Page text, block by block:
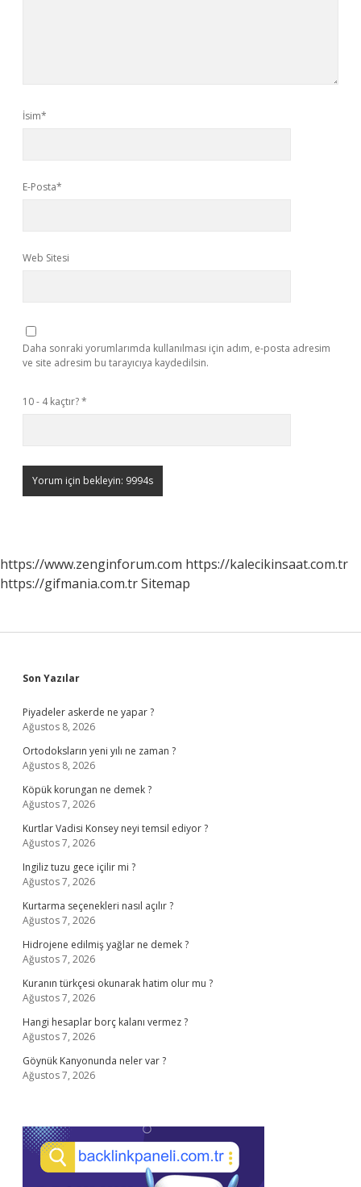
İsim*
E-Posta*
Web Sitesi
Daha sonraki yorumlarımda kullanılması için adım, e-posta adresim
ve site adresim bu tarayıcıya kaydedilsin.
10 - 4 kaçtır?*
https://www.zenginforum.com https://kalecikinsaat.com.tr
https://gifmania.com.trSitemap
Sidebar
Son Yazılar
Piyadeler askerde ne yapar ?
Ağustos 8, 2026
Ortodoksların yeni yılı ne zaman ?
Ağustos 8, 2026
Köpük korungan ne demek ?
Ağustos 7, 2026
Kurtlar Vadisi Konsey neyi temsil ediyor ?
Ağustos 7, 2026
Ingiliz tuzu gece içilir mi ?
Ağustos 7, 2026
Kurtarma seçenekleri nasıl açılır ?
Ağustos 7, 2026
Hidrojene edilmiş yağlar ne demek ?
Ağustos 7, 2026
Kuranın türkçesi okunarak hatim olur mu ?
Ağustos 7, 2026
Hangi hesaplar borç kalanı vermez ?
Ağustos 7, 2026
Göynük Kanyonunda neler var ?
Ağustos 7, 2026